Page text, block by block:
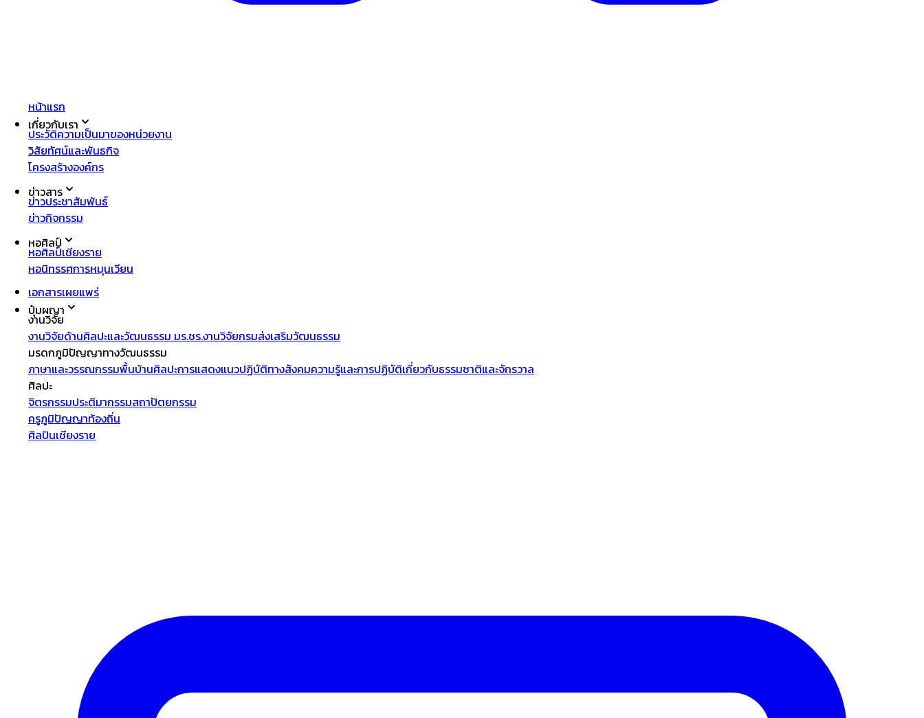
หน้าแรก
เกี่ยวกับเรา
ประวัติความเป็นมาของหน่วยงาน
วิสัยทัศน์และพันธกิจ
โครงสร้างองค์กร
ข่าวสาร
ข่าวประชาสัมพันธ์
ข่าวกิจกรรม
หอศิลป์
หอศิลป์เชียงราย
หอนิทรรศการหมุนเวียน
เอกสารเผยแพร่
ปุ๋มผญา
งานวิจัย
งานวิจัยด้านศิลปะและวัฒนธรรม มร.ชร.งานวิจัยกรมส่งเสริมวัฒนธรรม
มรดกภูมิปัญญาทางวัฒนธรรม
ภาษาและวรรณกรรมพื้นบ้านศิลปะการแสดงแนวปฏิบัติทางสังคมความรู้และการปฏิบัติเกี่ยวกับธรรมชาติและจักรวาล
ศิลปะ
จิตรกรรมประติมากรรมสถาปัตยกรรม
ครูภูมิปัญญาท้องถิ่น
ศิลปินเชียงราย